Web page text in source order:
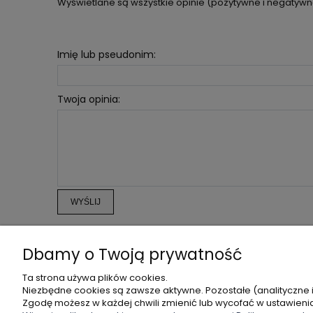
Imię lub pseudonim:
Twoja opinia:
WYŚLIJ
ZWROTY I REKLAMACJE
TWOJE ZAMÓWIENIA
Dbamy o Twoją prywatność
Ta strona używa plików cookies.
Niezbędne cookies są zawsze aktywne. Pozostałe
Zgodę możesz w każdej chwili zmienić lub wycofać w